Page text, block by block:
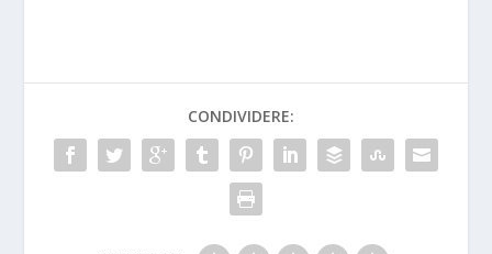
CONDIVIDERE: